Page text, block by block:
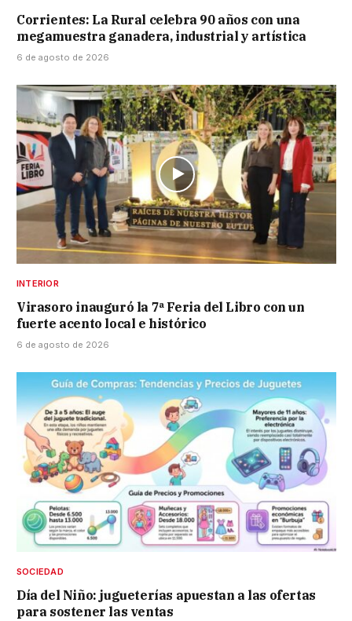
Corrientes: La Rural celebra 90 años con una
megamuestra ganadera, industrial y artística
6 de agosto de 2026
INTERIOR
Virasoro inauguró la 7ª Feria del Libro con un
fuerte acento local e histórico
6 de agosto de 2026
SOCIEDAD
Día del Niño: jugueterías apuestan a las ofertas
para sostener las ventas